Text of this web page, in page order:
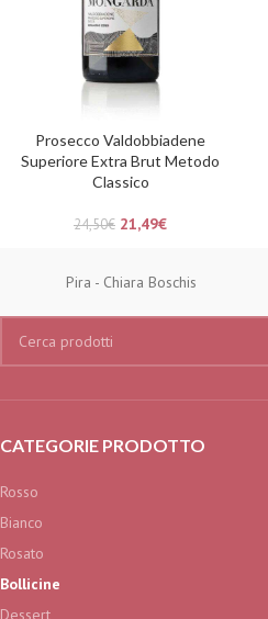
Prosecco Valdobbiadene
Superiore Extra Brut Metodo
Classico
24,50€ 21,49€
Pira - Chiara Boschis
CATEGORIE PRODOTTO
Rosso
Bianco
Rosato
Bollicine
Dessert